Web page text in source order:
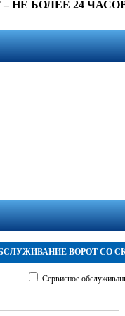
НЕ БОЛЕЕ 24
ВОРОТ СО
Сервисное